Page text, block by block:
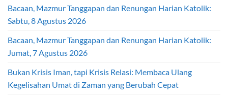
Bacaan, Mazmur Tanggapan dan Renungan Harian Katolik:
Sabtu, 8 Agustus 2026
Bacaan, Mazmur Tanggapan dan Renungan Harian Katolik:
Jumat, 7 Agustus 2026
Bukan Krisis Iman, tapi Krisis Relasi: Membaca Ulang
Kegelisahan Umat di Zaman yang Berubah Cepat